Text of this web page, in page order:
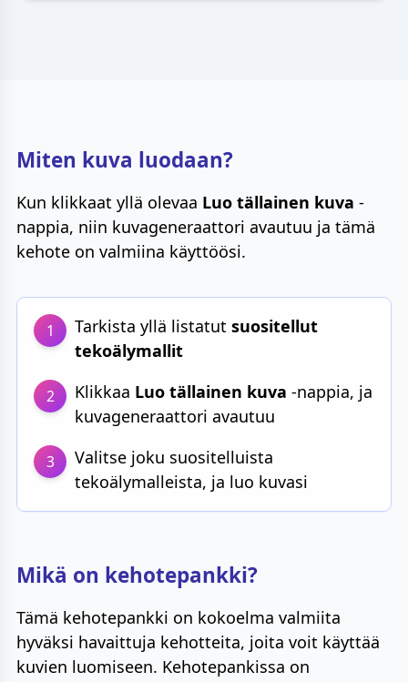
Miten kuva luodaan?
Kun klikkaat yllä olevaa Luo tällainen kuva -
nappia, niin kuvageneraattori avautuu ja tämä
kehote on valmiina käyttöösi.
1 Tarkista yllä listatut suositellut
tekoälymallit
2 Klikkaa Luo tällainen kuva -nappia, ja
kuvageneraattori avautuu
3
Valitse joku suositelluista
tekoälymalleista, ja luo kuvasi
Mikä on kehotepankki?
Tämä kehotepankki on kokoelma valmiita
hyväksi havaittuja kehotteita, joita voit käyttää
kuvien luomiseen. Kehotepankissa on